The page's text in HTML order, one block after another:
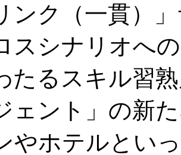
ンク（一貫）
スシナリオへ
たるスキル習
ェント」の新
やホテルとい